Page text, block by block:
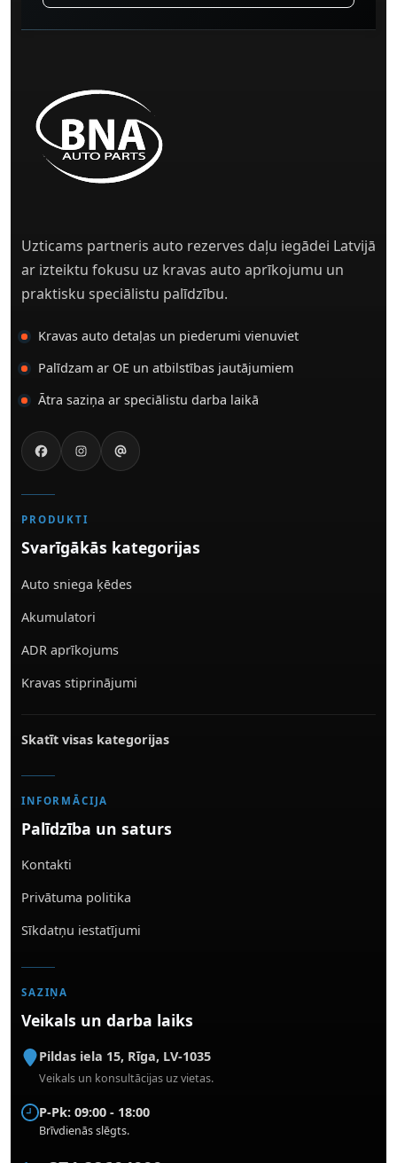
Uzticams partneris auto rezerves daļu iegādei Latvijā
ar izteiktu fokusu uz kravas auto aprīkojumu un
praktisku speciālistu palīdzību.
Kravas auto detaļas un piederumi vienuviet
Palīdzam ar OE un atbilstības jautājumiem
Ātra saziņa ar speciālistu darba laikā
PRODUKTI
Svarīgākās kategorijas
Auto sniega ķēdes
Akumulatori
ADR aprīkojums
Kravas stiprinājumi
Skatīt visas kategorijas
INFORMĀCIJA
Palīdzība un saturs
Kontakti
Privātuma politika
Sīkdatņu iestatījumi
SAZIŅA
Veikals un darba laiks
Pildas iela 15, Rīga, LV-1035
Veikals un konsultācijas uz vietas.
P-Pk: 09:00 - 18:00
Brīvdienās slēgts.